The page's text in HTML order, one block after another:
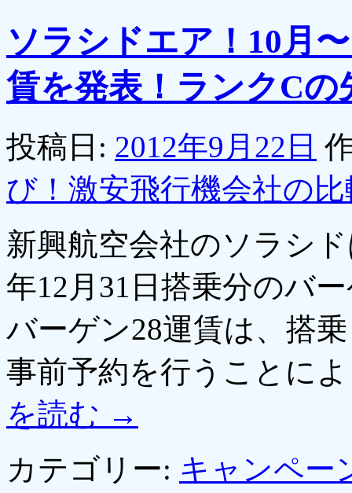
ソラシドエア！10月
賃を発表！ランクCの
投稿日: 2012年9月22日
び！激安飛行機会社の
新興航空会社のソラシ
年12月31日搭乗分のバ
バーゲン28運賃は、搭
事前予約を行うことに
を読む →
カテゴリー: キャンペー